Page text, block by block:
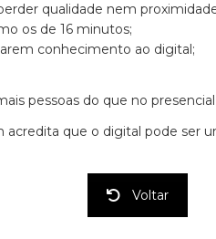
qualidade nem
os de 16 minutos;
conhecimento ao digital;
pessoas do que no
acredita que o digital pode ser
Voltar